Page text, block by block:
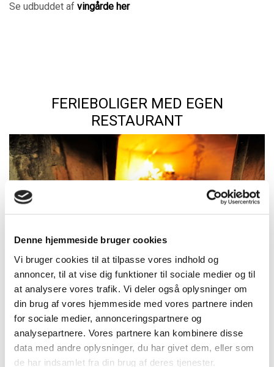
Denne hjemmeside bruger cookies
Vi bruger cookies til at tilpasse vores indhold og
annoncer, til at vise dig funktioner til sociale medier og til
at analysere vores trafik. Vi deler også oplysninger om
din brug af vores hjemmeside med vores partnere inden
for sociale medier, annonceringspartnere og
analysepartnere. Vores partnere kan kombinere disse
data med andre oplysninger, du har givet dem, eller som
de har indsamlet fra din brug af deres tjenester.
Se udbuddet af vingårde her
FERIEBOLIGER MED EGEN
RESTAURANT
På en række af boligerne har ejerne lavet en privat
restaurant.